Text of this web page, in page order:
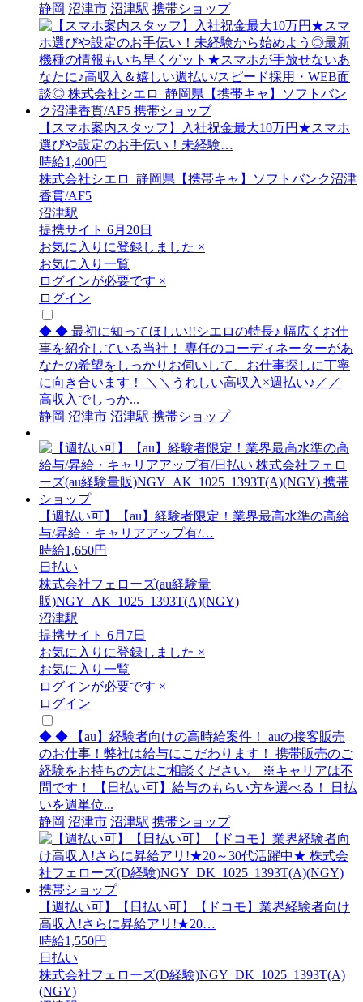
静岡 沼津市 沼津駅 携帯ショップ
【スマホ案内スタッフ】入社祝金最大10万円★スマホ
選びや設定のお手伝い！未経験…
時給1,400円
株式会社シエロ_静岡県【携帯キャ】ソフトバンク沼津
香貫/AF5
沼津駅
提携サイト 6月20日
お気に入りに登録しました ×
お気に入り一覧
ログインが必要です ×
ログイン
◆ ◆ 最初に知ってほしい!!シエロの特長♪ 幅広くお仕
事を紹介している当社！ 専任のコーディネーターがあ
なたの希望をしっかりお伺いして、お仕事探しに丁寧
に向き合います！ ＼＼うれしい高収入×週払い♪／／
高収入でしっか...
静岡 沼津市 沼津駅 携帯ショップ
【週払い可】【au】経験者限定！業界最高水準の高給
与/昇給・キャリアアップ有/…
時給1,650円
日払い
株式会社フェローズ(au経験量
販)NGY_AK_1025_1393T(A)(NGY)
沼津駅
提携サイト 6月7日
お気に入りに登録しました ×
お気に入り一覧
ログインが必要です ×
ログイン
◆ ◆ 【au】経験者向けの高時給案件！ auの接客販売
のお仕事！弊社は給与にこだわります！ 携帯販売のご
経験をお持ちの方はご相談ください。 ※キャリアは不
問です！ 【日払い可】給与のもらい方を選べる！ 日払
いを週単位...
静岡 沼津市 沼津駅 携帯ショップ
【週払い可】【日払い可】【ドコモ】業界経験者向け
高収入!さらに昇給アリ!★20…
時給1,550円
日払い
株式会社フェローズ(D経験)NGY_DK_1025_1393T(A)
(NGY)